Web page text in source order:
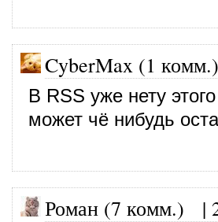
CyberMax (1 комм.)
В RSS уже нету
может чё нибудь
Роман (7 комм.) |